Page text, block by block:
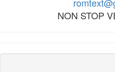
NON STOP